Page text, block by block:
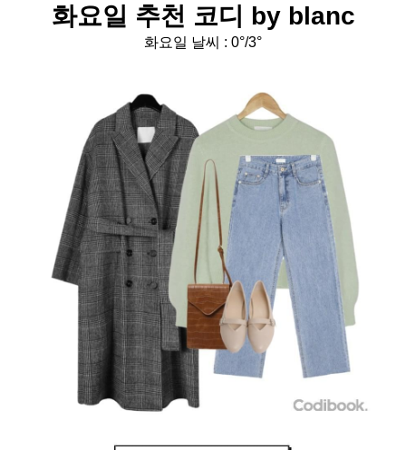
화요일 추천 코디 by blanc
화요일 날씨 : 0°/3°